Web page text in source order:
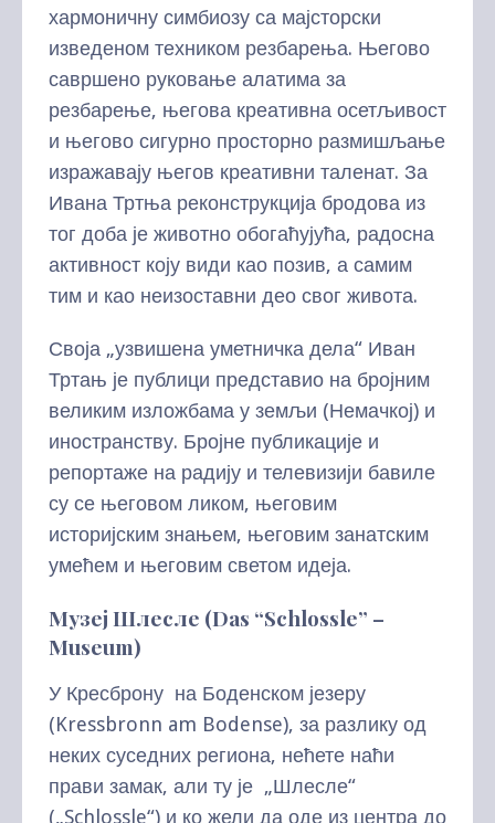
хармоничну симбиозу са мајсторски
изведеном техником резбарења. Његово
савршено руковање алатима за
резбарење, његова креативна осетљивост
и његово сигурно просторно размишљање
изражавају његов креативни таленат. За
Ивана Тртња реконструкција бродова из
тог доба је животно обогаћујућа, радосна
активност коју види као позив, а самим
тим и као неизоставни део свог живота.
Своја „узвишена уметничка дела“ Иван
Тртањ је публици представио на бројним
великим изложбама у земљи (Немачкој) и
иностранству. Бројне публикације и
репортаже на радију и телевизији бавиле
су се његовом ликом, његовим
историјским знањем, његовим занатским
умећем и његовим светом идеја.
Музеј Шлесле (Das “Schlossle” –
Museum)
У Кресброну на Боденском језеру
(Kressbronn am Bodense), за разлику од
неких суседних региона, нећете наћи
прави замак, али ту је „Шлесле“
(„Schlossle“) и ко жели да оде из центра до